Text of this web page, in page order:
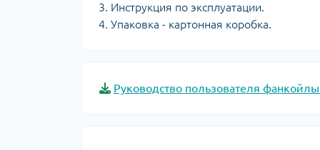
Инструкция по эксплуатации.
Упаковка - картонная коробка.
Руководство пользователя